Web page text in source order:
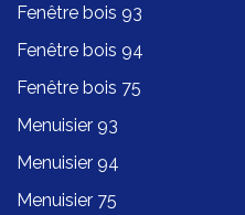
Fenêtre bois 93
Fenêtre bois 94
Fenêtre bois 75
Menuisier 93
Menuisier 94
Menuisier 75